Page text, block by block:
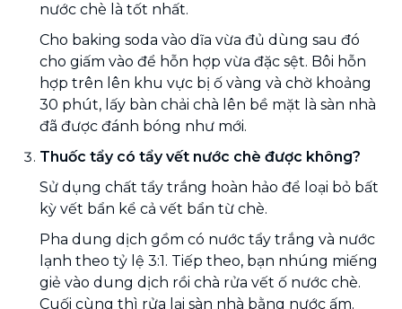
nước chè là tốt nhất.
Cho baking soda vào dĩa vừa đủ dùng sau đó
cho giấm vào để hỗn hợp vừa đặc sệt. Bôi hỗn
hợp trên lên khu vực bị ố vàng và chờ khoảng
30 phút, lấy bàn chải chà lên bề mặt là sàn nhà
đã được đánh bóng như mới.
Thuốc tẩy có tẩy vết nước chè được không?
Sử dụng chất tẩy trắng hoàn hảo để loại bỏ bất
kỳ vết bẩn kể cả vết bẩn từ chè.
Pha dung dịch gồm có nước tẩy trắng và nước
lạnh theo tỷ lệ 3:1. Tiếp theo, bạn nhúng miếng
giẻ vào dung dịch rồi chà rửa vết ố nước chè.
Cuối cùng thì rửa lại sàn nhà bằng nước ấm.